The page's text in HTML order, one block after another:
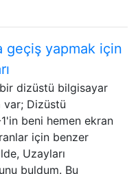
geçiş yapmak için
bir dizüstü bilgisayar
var; Dizüstü
beni hemen ekran
için benzer
Uzayları
buldum. Bu